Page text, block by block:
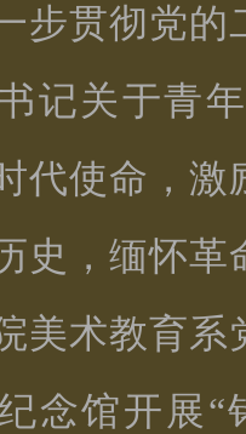
步贯彻党
记关于青
代使命，
史，缅怀
美术教育
念馆开展“